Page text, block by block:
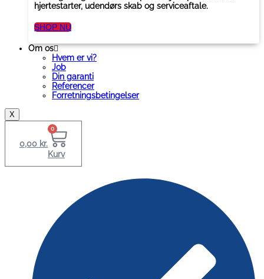
hjertestarter, udendørs skab og serviceaftale.
SHOP NU
Om os
Hvem er vi?
Job
Din garanti
Referencer
Forretningsbetingelser
X
0,00 kr.
0
Kurv